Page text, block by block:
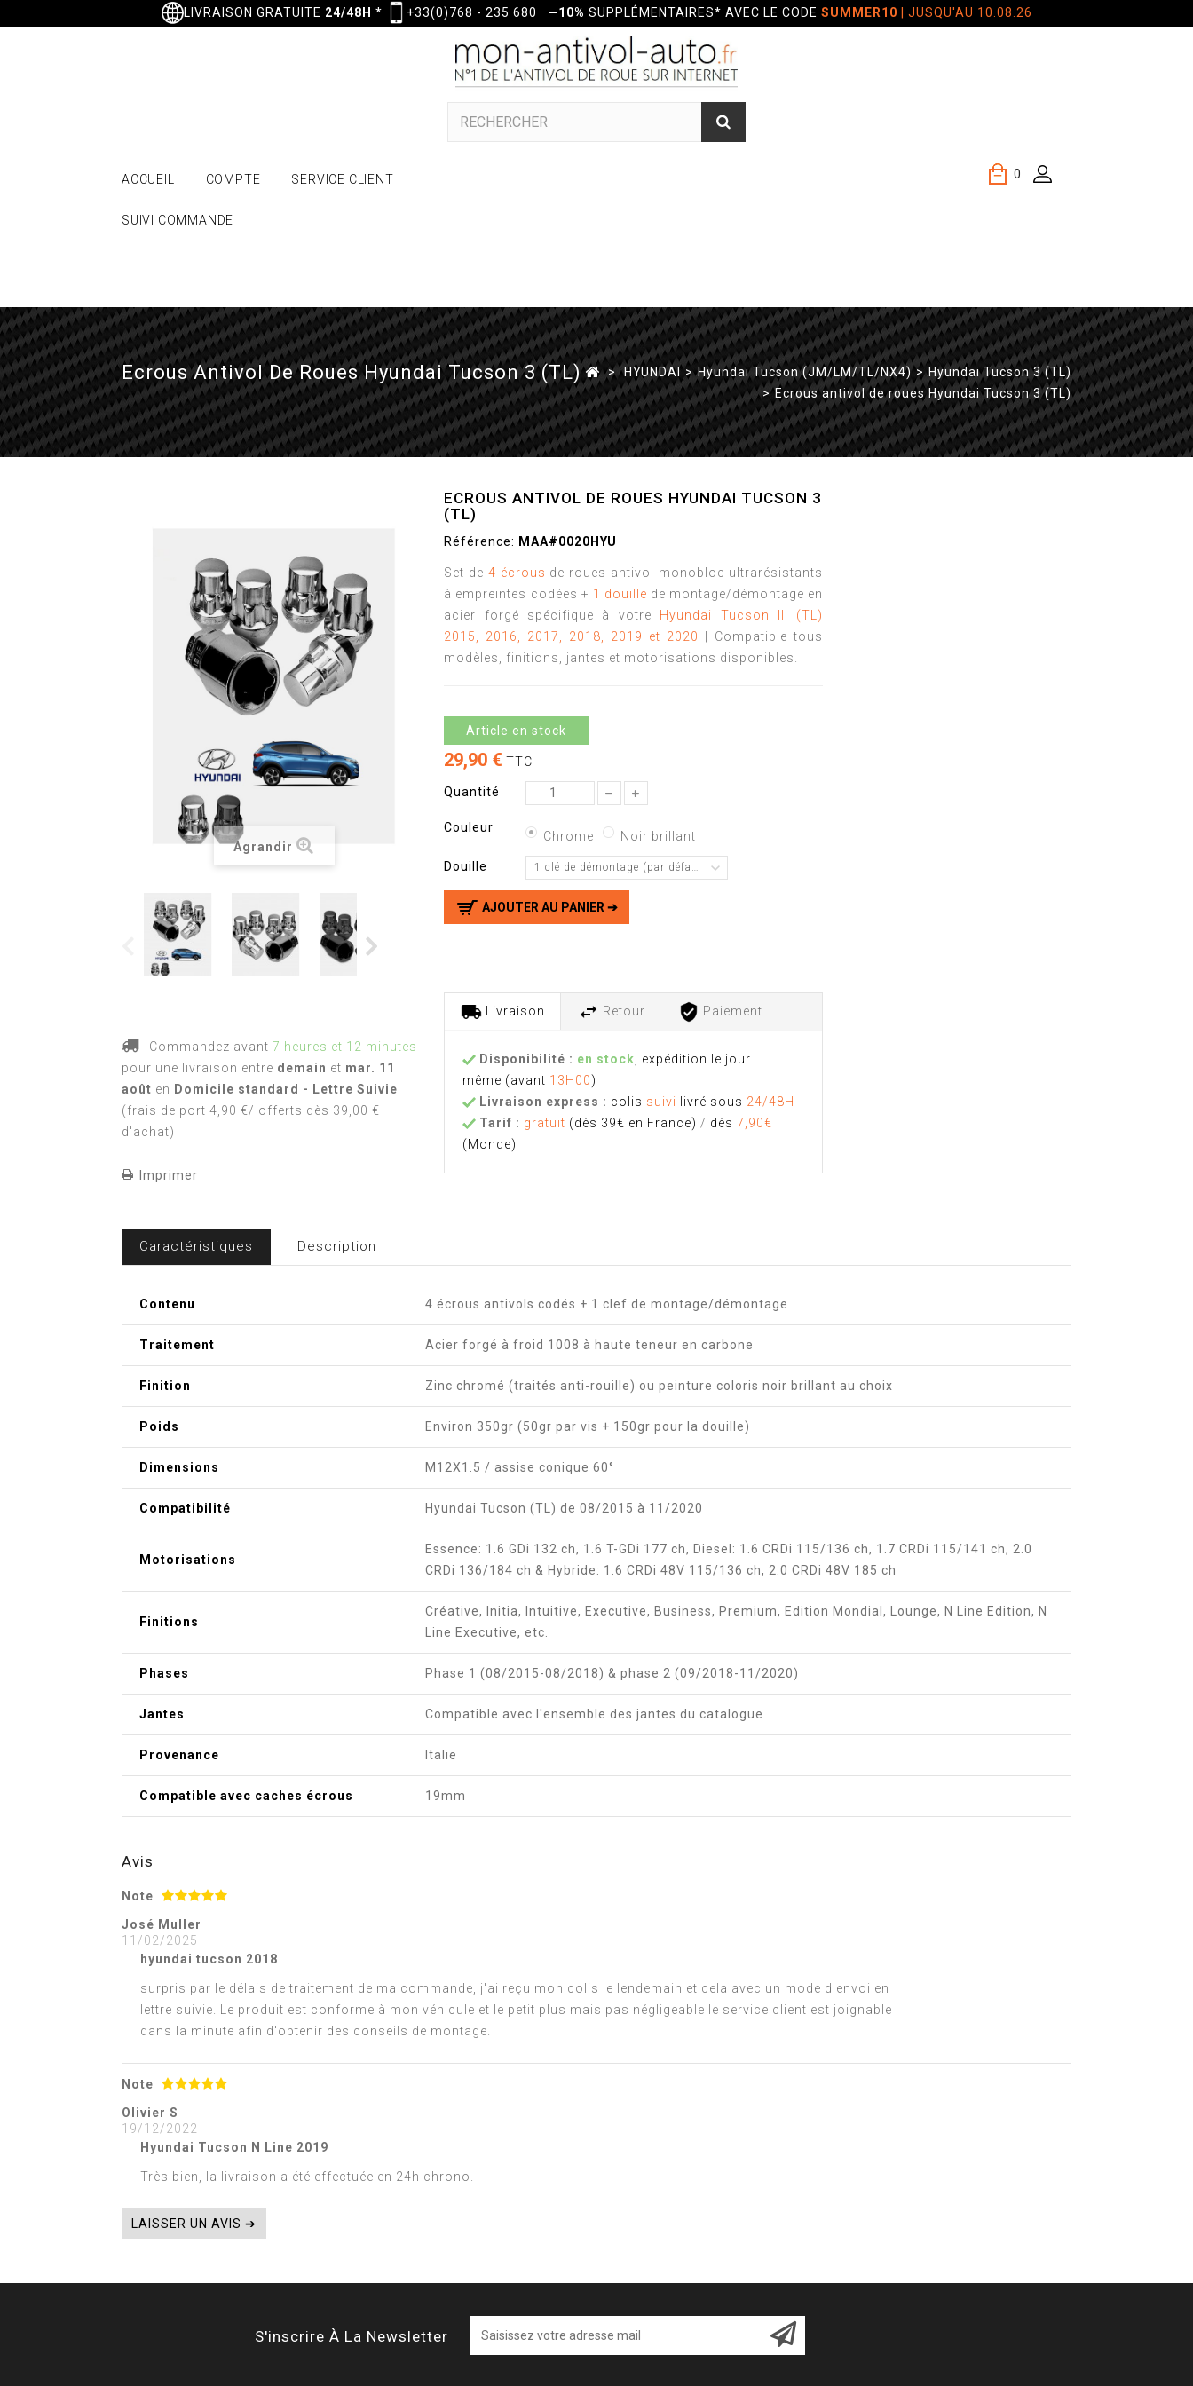
LIVRAISON GRATUITE 24/48H * +33(0)768 - 235 680 —10% SUPPLÉMENTAIRES* AVEC LE CODE SUMMER10 | JUSQU'AU 10.08.26
0
ACCUEIL COMPTE SERVICE CLIENT
SUIVI COMMANDE
Ecrous Antivol De Roues Hyundai Tucson 3 (TL) > HYUNDAI > Hyundai Tucson (JM/LM/TL/NX4) > Hyundai Tucson 3 (TL)
> Ecrous antivol de roues Hyundai Tucson 3 (TL)
Agrandir
Commandez avant 7 heures et 12 minutes
pour une livraison entre demain et mar. 11
août en Domicile standard - Lettre Suivie
(frais de port 4,90 €/ offerts dès 39,00 €
d'achat)
Imprimer
ECROUS ANTIVOL DE ROUES HYUNDAI TUCSON 3
(TL)
Référence: MAA#0020HYU
Set de 4 écrous de roues antivol monobloc ultrarésistants
à empreintes codées + 1 douille de montage/démontage en
acier forgé spécifique à votre Hyundai Tucson III (TL)
2015, 2016, 2017, 2018, 2019 et 2020
| Compatible tous
modèles, finitions, jantes et motorisations disponibles.
Article en stock
29,90 € TTC
Quantité
Couleur
Chrome Noir brillant
Douille 1 clé de démontage (par défaut)
AJOUTER AU PANIER ➔
Livraison Retour Paiement
Disponibilité : en stock , expédition le jour
même (avant 13H00)
Livraison express : colis suivi livré sous 24/48H
Tarif : gratuit (dès 39€ en France) / dès 7,90€
(Monde)
Caractéristiques Description
Contenu 4 écrous antivols codés + 1 clef de montage/démontage
Traitement Acier forgé à froid 1008 à haute teneur en carbone
Finition Zinc chromé (traités anti-rouille) ou peinture coloris noir brillant au choix
Poids Environ 350gr (50gr par vis + 150gr pour la douille)
Dimensions M12X1.5 / assise conique 60°
Compatibilité Hyundai Tucson (TL) de 08/2015 à 11/2020
Motorisations
Essence: 1.6 GDi 132 ch, 1.6 T-GDi 177 ch, Diesel: 1.6 CRDi 115/136 ch, 1.7 CRDi 115/141 ch, 2.0
CRDi 136/184 ch & Hybride: 1.6 CRDi 48V 115/136 ch, 2.0 CRDi 48V 185 ch
Finitions
Créative, Initia, Intuitive, Executive, Business, Premium, Edition Mondial, Lounge, N Line Edition, N
Line Executive, etc.
Phases Phase 1 (08/2015-08/2018) & phase 2 (09/2018-11/2020)
Jantes Compatible avec l'ensemble des jantes du catalogue
Provenance Italie
Compatible avec caches écrous 19mm
Avis
Note
José Muller
11/02/2025
hyundai tucson 2018
surpris par le délais de traitement de ma commande, j'ai reçu mon colis le lendemain et cela avec un mode d'envoi en
lettre suivie. Le produit est conforme à mon véhicule et le petit plus mais pas négligeable le service client est joignable
dans la minute afin d'obtenir des conseils de montage.
Note
Olivier S
19/12/2022
Hyundai Tucson N Line 2019
Très bien, la livraison a été effectuée en 24h chrono.
LAISSER UN AVIS ➔
S'inscrire À La Newsletter